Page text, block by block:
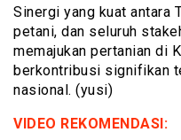
Sinergi yang kuat antara
petani, dan seluruh
memajukan pertanian di
berkontribusi signifikan
nasional. (yusi)
VIDEO REKOMENDASI: